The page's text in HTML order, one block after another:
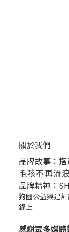
關於我們
品牌故事：
毛孩不再流浪
品牌精神：
狗園公益興建
錄上
感謝眾多媒